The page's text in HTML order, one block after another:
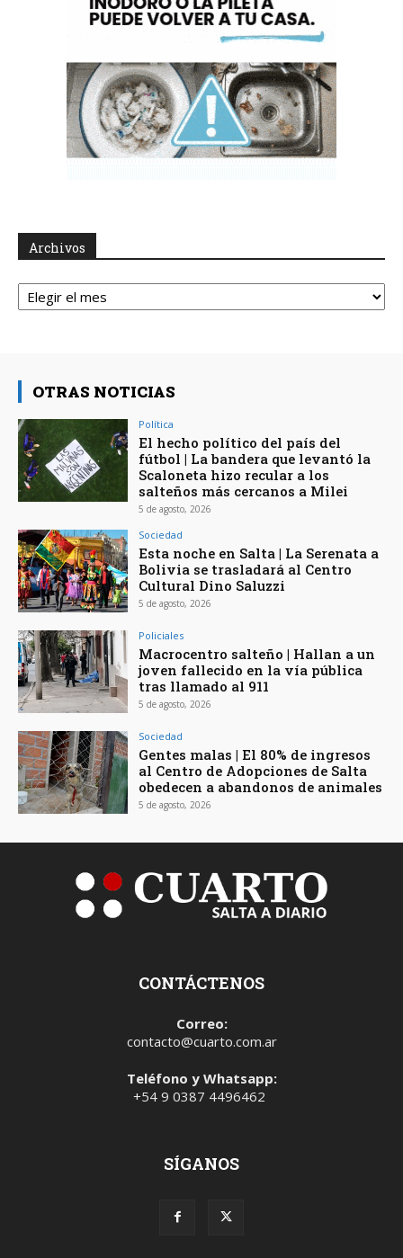
Archivos
Archivos
OTRAS NOTICIAS
Política
El hecho político del país del
fútbol | La bandera que levantó la
Scaloneta hizo recular a los
salteños más cercanos a Milei
5 de agosto, 2026
Sociedad
Esta noche en Salta | La Serenata a
Bolivia se trasladará al Centro
Cultural Dino Saluzzi
5 de agosto, 2026
Policiales
Macrocentro salteño | Hallan a un
joven fallecido en la vía pública
tras llamado al 911
5 de agosto, 2026
Sociedad
Gentes malas | El 80% de ingresos
al Centro de Adopciones de Salta
obedecen a abandonos de animales
5 de agosto, 2026
CONTÁCTENOS
Correo:
contacto@cuarto.com.ar
Teléfono y Whatsapp:
+54 9 0387 4496462
SÍGANOS